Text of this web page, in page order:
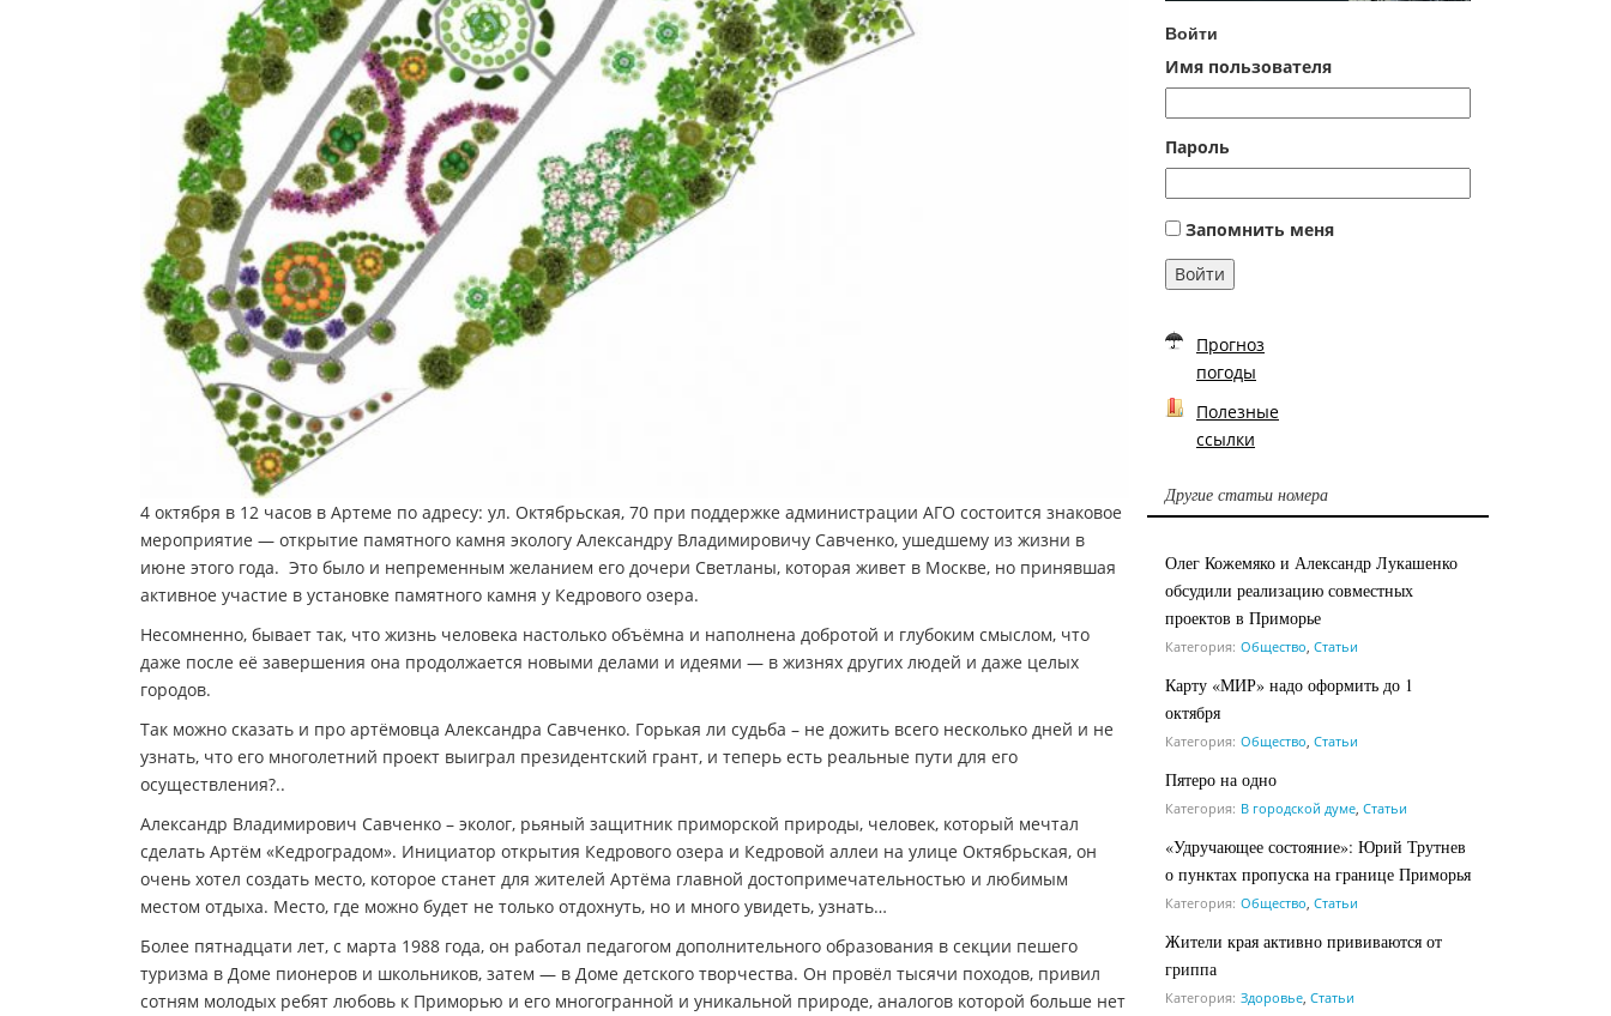
4 октября в 12 часов в Артеме по адресу: ул. Октябрьская, 70 при поддержке администрации АГО состоится знаковое
мероприятие — открытие памятного камня экологу Александру Владимировичу Савченко, ушедшему из жизни в
июне этого года. Это было и непременным желанием его дочери Светланы, которая живет в Москве, но принявшая
активное участие в установке памятного камня у Кедрового озера.
Несомненно, бывает так, что жизнь человека настолько объёмна и наполнена добротой и глубоким смыслом, что
даже после её завершения она продолжается новыми делами и идеями — в жизнях других людей и даже целых
городов.
Так можно сказать и про артёмовца Александра Савченко. Горькая ли судьба – не дожить всего несколько дней и не
узнать, что его многолетний проект выиграл президентский грант, и теперь есть реальные пути для его
осуществления?..
Александр Владимирович Савченко – эколог, рьяный защитник приморской природы, человек, который мечтал
сделать Артём «Кедроградом». Инициатор открытия Кедрового озера и Кедровой аллеи на улице Октябрьская, он
очень хотел создать место, которое станет для жителей Артёма главной достопримечательностью и любимым
местом отдыха. Место, где можно будет не только отдохнуть, но и много увидеть, узнать…
Более пятнадцати лет, с марта 1988 года, он работал педагогом дополнительного образования в секции пешего
туризма в Доме пионеров и школьников, затем — в Доме детского творчества. Он провёл тысячи походов, привил
сотням молодых ребят любовь к Приморью и его многогранной и уникальной природе, аналогов которой больше нет
Войти
Имя пользователя
Пароль
Запомнить меня
Войти
Прогноз
погоды
Полезные
ссылки
Другие статьи номера
Олег Кожемяко и Александр Лукашенко
обсудили реализацию совместных
проектов в Приморье
Категория: Общество Статьи
Карту «МИР» надо оформить до 1
октября
Категория: Общество Статьи
Пятеро на одно
Категория: В городской думе Статьи
«Удручающее состояние»: Юрий Трутнев
о пунктах пропуска на границе Приморья
Категория: Общество Статьи
Жители края активно прививаются от
гриппа
Категория: Здоровье Статьи